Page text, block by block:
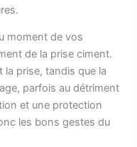
moment de vos
de la prise ciment.
la prise, tandis que la
parfois au détriment
et une protection
les bons gestes du